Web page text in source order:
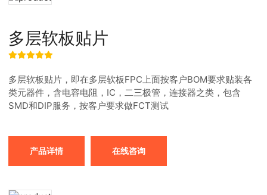
多层软板贴片
多层软板贴片，即在多层软板FPC上面按客户BOM要求贴装各
类元器件，含电容电阻，IC，二三极管，连接器之类，包含
SMD和DIP服务，按客户要求做FCT测试
产品详情 在线咨询